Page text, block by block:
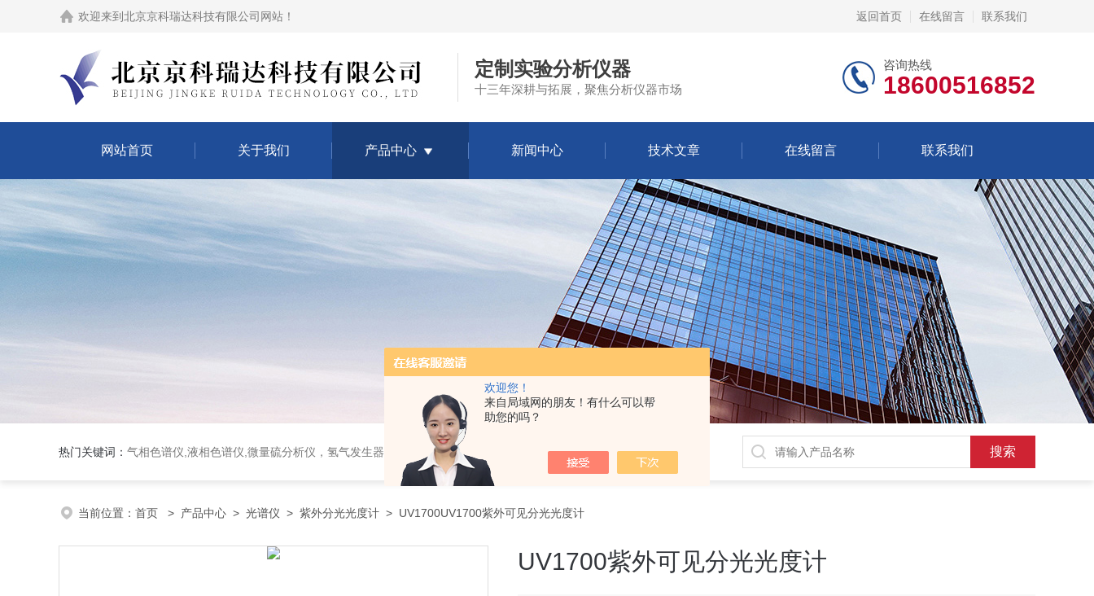
欢迎您！
来自局域网的朋友！有什么可以帮
助您的吗？
欢迎来到 北京京科瑞达科技有限公司网站 ！ 返回首页 在线留言 联系我们
定制实验分析仪器
十三年深耕与拓展，聚焦分析仪器市场
咨询热线
18600516852
网站首页 关于我们 产品中心 新闻中心 技术文章 在线留言 联系我们
热门关键词： 气相色谱仪,液相色谱仪,微量硫分析仪，氢气发生器，氮气发生器，空气发生器，色谱耗件（N2000色谱工作站，色谱柱、阀件、进样器、色谱担体），顶空进样器，热解析仪，紫外分光光度计，原子吸收分光光度计，傅立叶红外光谱仪，分析天平等常规实验室产品。
当前位置： 首页 > 产品中心 > 光谱仪 > 紫外分光光度计 > UV1700UV1700紫外可见分光光度计
UV1700紫外可见分光光度计